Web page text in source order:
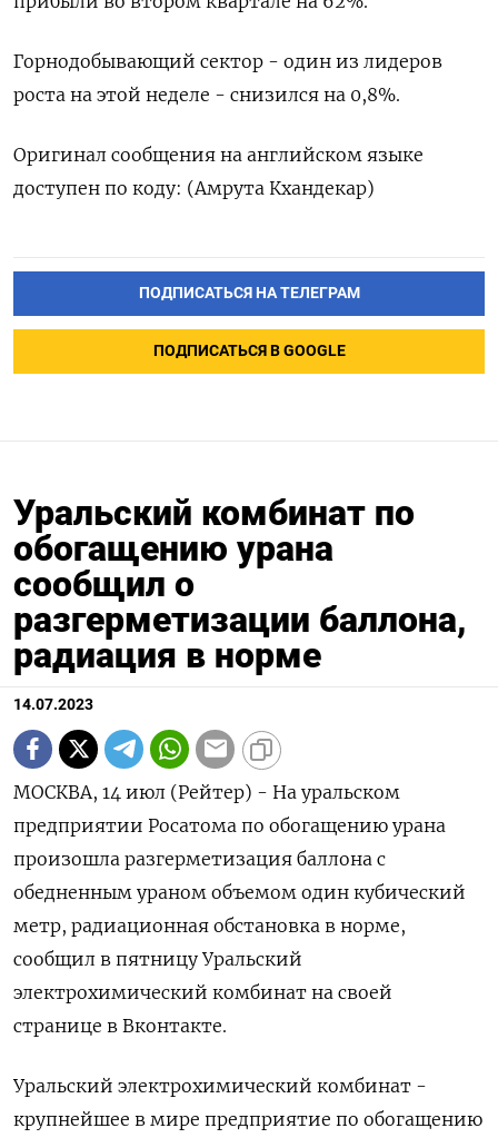
Горнодобывающий сектор - один из лидеров
роста на этой неделе - снизился на 0,8%.
Оригинал сообщения на английском языке
доступен по коду: (Амрута Кхандекар)
ПОДПИСАТЬСЯ НА ТЕЛЕГРАМ
ПОДПИСАТЬСЯ В GOOGLE
Уральский комбинат по
обогащению урана
сообщил о
разгерметизации баллона,
радиация в норме
14.07.2023
МОСКВА, 14 июл (Рейтер) - На уральском
предприятии Росатома по обогащению урана
произошла разгерметизация баллона с
обедненным ураном объемом один кубический
метр, радиационная обстановка в норме,
сообщил в пятницу Уральский
электрохимический комбинат на своей
странице в Вконтакте.
Уральский электрохимический комбинат -
крупнейшее в мире предприятие по обогащению